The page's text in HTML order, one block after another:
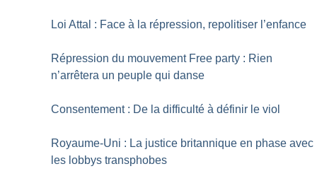
Loi Attal : Face à la répression, repolitiser l’enfance
Répression du mouvement Free party : Rien
n’arrêtera un peuple qui danse
Consentement : De la difficulté à définir le viol
Royaume-Uni : La justice britannique en phase avec
les lobbys transphobes